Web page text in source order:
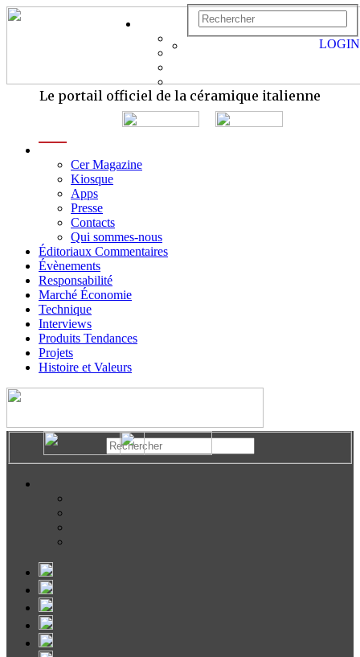
Le portail officiel de la céramique italienne
Cer Magazine
Kiosque
Apps
Presse
Contacts
Qui sommes-nous
Éditoriaux Commentaires
Évènements
Responsabilité
Marché Économie
Technique
Interviews
Produits Tendances
Projets
Histoire et Valeurs
LOGIN